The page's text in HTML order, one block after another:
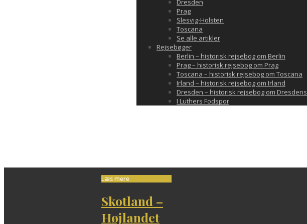
Dresden
Prag
Slesvig-Holsten
Toscana
Se alle artikler
Rejsebøger
Berlin – historisk rejsebog om Berlin
Prag – historisk rejsebog om Prag
Toscana – historisk rejsebog om Toscana
Irland – historisk rejsebog om Irland
Dresden – historisk rejsebog om Dresdens
I Luthers Fodspor
Læs mere
Skotland –
Højlandet